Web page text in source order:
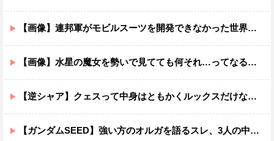
【画像】連邦軍がモビルスーツを開発できなかった世界線のガンダムｗｗｗｗｗｗｗ
【画像】水星の魔女を勢いで見てても何それ…ってなる部分ｗｗｗｗｗｗｗｗ
【逆シャア】クェスって中身はともかくルックスだけなら最高だな
【ガンダムSEED】強い方のオルガを語るスレ、3人の中でも強化は一番されてない方